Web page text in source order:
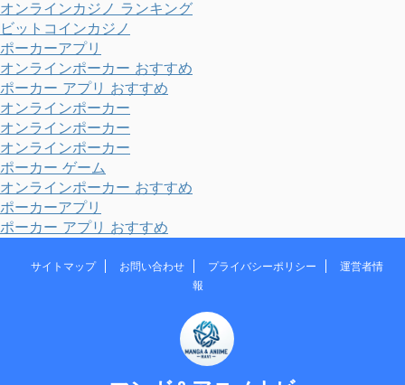
オンラインカジノ ランキング
ビットコインカジノ
ポーカーアプリ
オンラインポーカー おすすめ
ポーカー アプリ おすすめ
オンラインポーカー
オンラインポーカー
オンラインポーカー
ポーカー ゲーム
オンラインポーカー おすすめ
ポーカーアプリ
ポーカー アプリ おすすめ
サイトマップ お問い合わせ プライバシーポリシー
運営者情
報